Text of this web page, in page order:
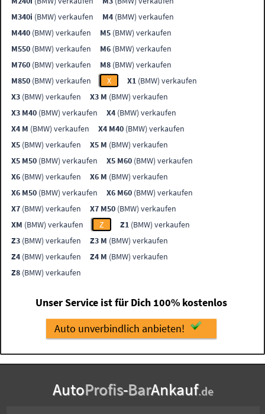
M340i (BMW) verkaufen M4 (BMW) verkaufen
M440 (BMW) verkaufen M5 (BMW) verkaufen
M550 (BMW) verkaufen M6 (BMW) verkaufen
M760 (BMW) verkaufen M8 (BMW) verkaufen
M850 (BMW) verkaufen X X1 (BMW) verkaufen
X3 (BMW) verkaufen X3 M (BMW) verkaufen
X3 M40 (BMW) verkaufen X4 (BMW) verkaufen
X4 M (BMW) verkaufen X4 M40 (BMW) verkaufen
X5 (BMW) verkaufen X5 M (BMW) verkaufen
X5 M50 (BMW) verkaufen X5 M60 (BMW) verkaufen
X6 (BMW) verkaufen X6 M (BMW) verkaufen
X6 M50 (BMW) verkaufen X6 M60 (BMW) verkaufen
X7 (BMW) verkaufen X7 M50 (BMW) verkaufen
XM (BMW) verkaufen Z Z1 (BMW) verkaufen
Z3 (BMW) verkaufen Z3 M (BMW) verkaufen
Z4 (BMW) verkaufen Z4 M (BMW) verkaufen
Z8 (BMW) verkaufen
Unser Service ist für Dich 100% kostenlos
Auto unverbindlich anbieten!
AutoProfis-BarAnkauf.de